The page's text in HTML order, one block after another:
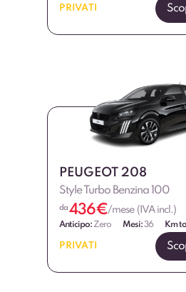
PRIVATI
PEUGEOT 208
Style Turbo Benzina 100
da 436€/mese (IVA incl.)
Anticipo: Zero Mesi:36 Km
PRIVATI